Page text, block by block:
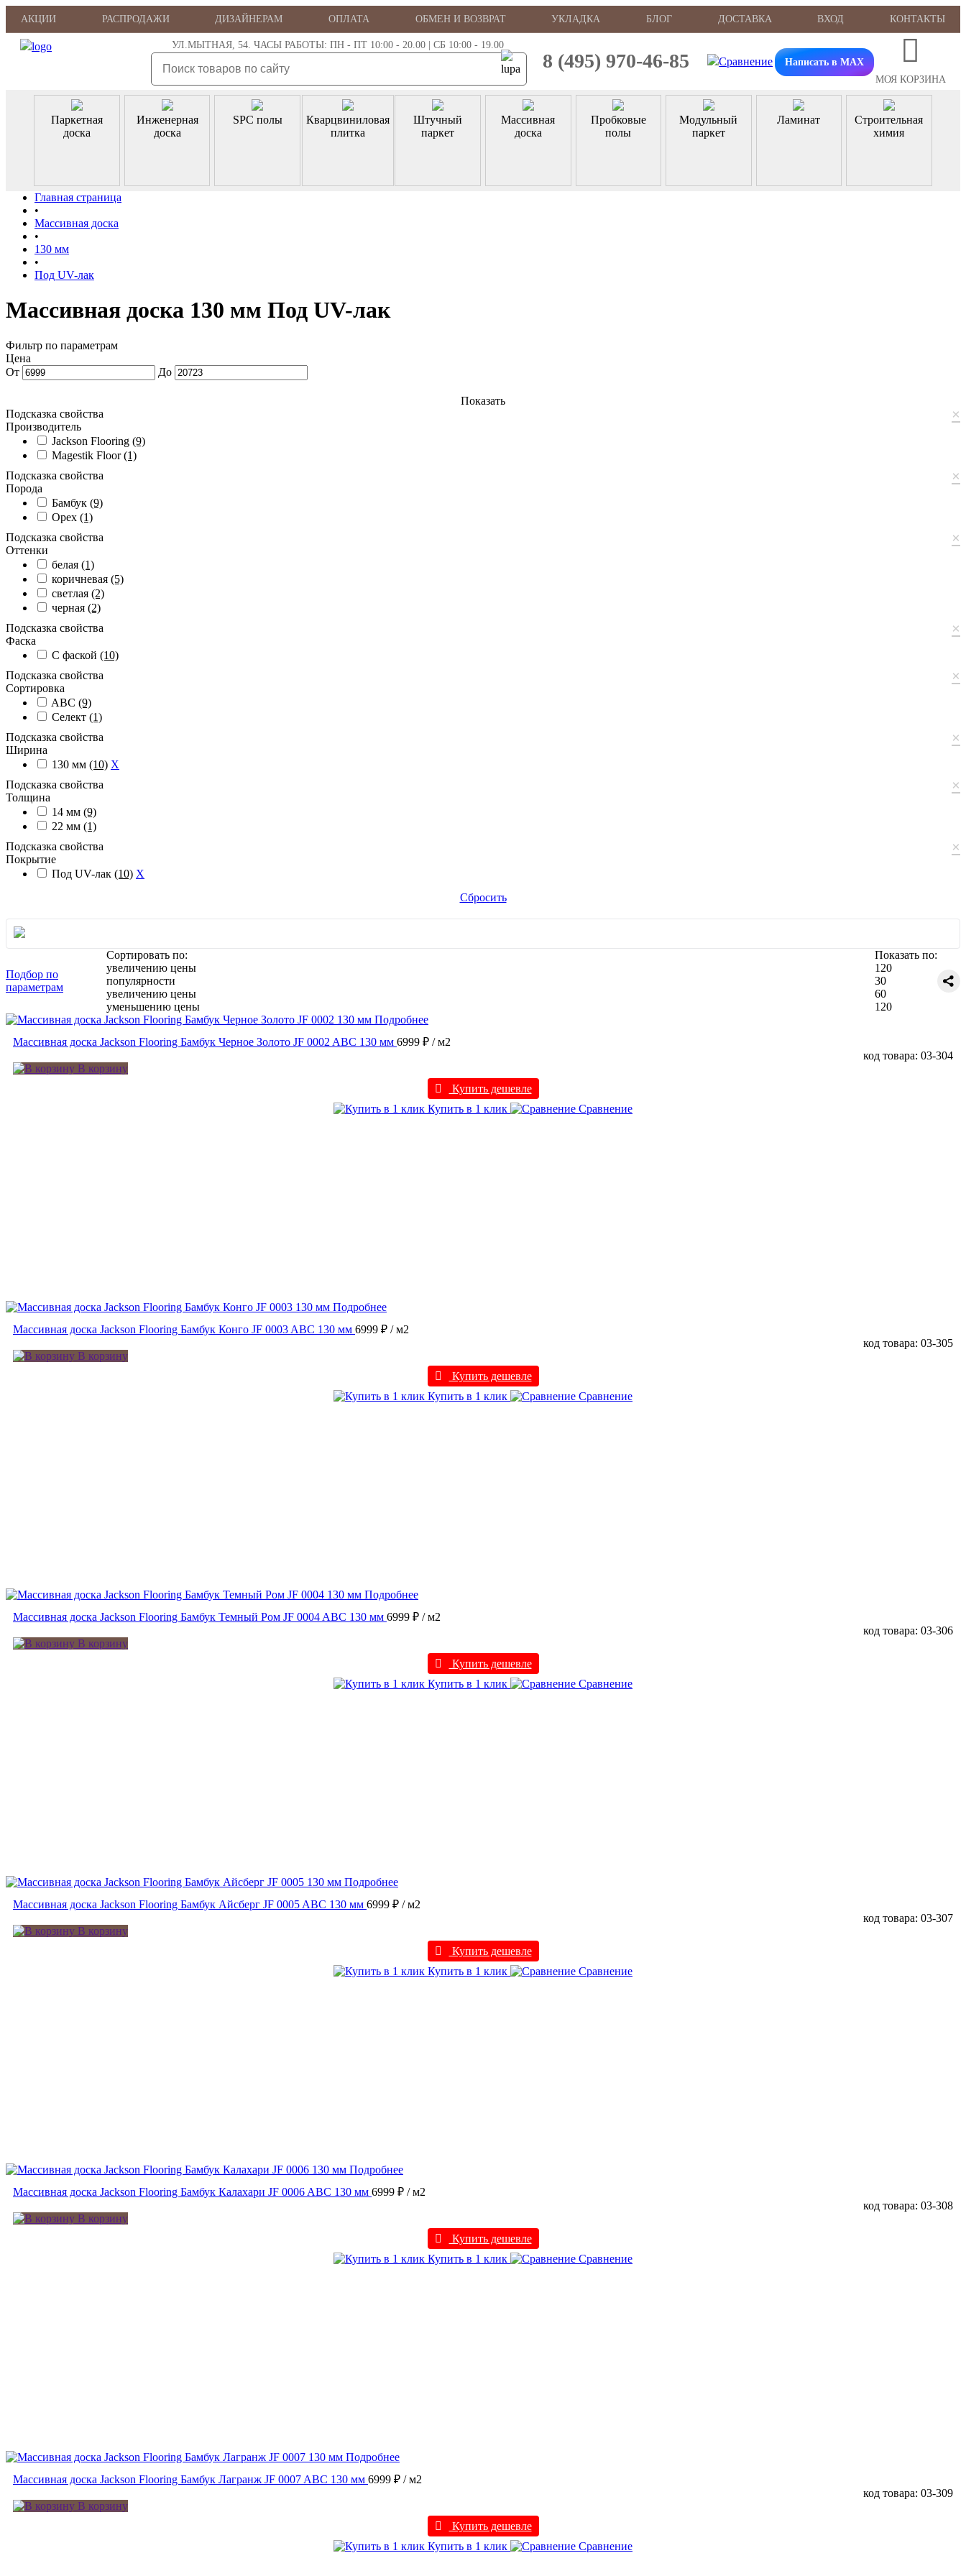
АКЦИИ РАСПРОДАЖИ ДИЗАЙНЕРАМ ОПЛАТА ОБМЕН И ВОЗВРАТ УКЛАДКА БЛОГ ДОСТАВКА ВХОД КОНТАКТЫ
УЛ.МЫТНАЯ, 54. ЧАСЫ РАБОТЫ: ПН - ПТ 10:00 - 20.00 | СБ 10:00 - 19.00
8 (495) 970-46-85
Написать в MAX
МОЯ КОРЗИНА
Паркетная
доска
Инженерная
доска
SPC полы
Кварцвиниловая
плитка
Штучный
паркет
Массивная
доска
Пробковые
полы
Модульный
паркет
Ламинат
Строительная
химия
Главная страница
•
Массивная доска
•
130 мм
•
Под UV-лак
Массивная доска 130 мм Под UV-лак
Фильтр по параметрам
Цена
От
До
Показать
Подсказка свойства
×
Производитель
Jackson Flooring (9)
Magestik Floor(1)
Подсказка свойства
×
Порода
Бамбук (9)
Орех (1)
Подсказка свойства
×
Оттенки
белая (1)
коричневая (5)
светлая (2)
черная (2)
Подсказка свойства
×
Фаска
С фаской (10)
Подсказка свойства
×
Сортировка
ABC (9)
Селект (1)
Подсказка свойства
×
Ширина
130 мм (10) X
Подсказка свойства
×
Толщина
14 мм (9)
22 мм (1)
Подсказка свойства
×
Покрытие
Под UV-лак (10) X
Сбросить
Подбор по
параметрам
Сортировать по:
увеличению цены
популярности
увеличению цены
уменьшению цены
Показать по:
120
30
60
120
Подробнее
Массивная доска Jackson Flooring Бамбук Черное Золото JF 0002 ABC 130 мм 6999 ₽ / м2
код товара: 03-304
В корзину
Купить дешевле
Купить в 1 клик
Сравнение
Подробнее
Массивная доска Jackson Flooring Бамбук Конго JF 0003 ABC 130 мм 6999 ₽ / м2
код товара: 03-305
В корзину
Купить дешевле
Купить в 1 клик
Сравнение
Подробнее
Массивная доска Jackson Flooring Бамбук Темный Ром JF 0004 ABC 130 мм 6999 ₽ / м2
код товара: 03-306
В корзину
Купить дешевле
Купить в 1 клик
Сравнение
Подробнее
Массивная доска Jackson Flooring Бамбук Айсберг JF 0005 ABC 130 мм 6999 ₽ / м2
код товара: 03-307
В корзину
Купить дешевле
Купить в 1 клик
Сравнение
Подробнее
Массивная доска Jackson Flooring Бамбук Калахари JF 0006 ABC 130 мм 6999 ₽ / м2
код товара: 03-308
В корзину
Купить дешевле
Купить в 1 клик
Сравнение
Подробнее
Массивная доска Jackson Flooring Бамбук Лагранж JF 0007 ABC 130 мм 6999 ₽ / м2
код товара: 03-309
В корзину
Купить дешевле
Купить в 1 клик
Сравнение